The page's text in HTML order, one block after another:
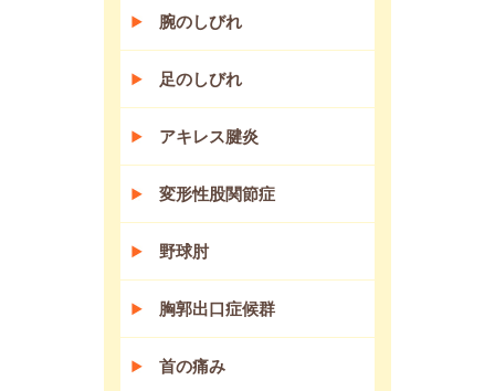
腕のしびれ
足のしびれ
アキレス腱炎
変形性股関節症
野球肘
胸郭出口症候群
首の痛み